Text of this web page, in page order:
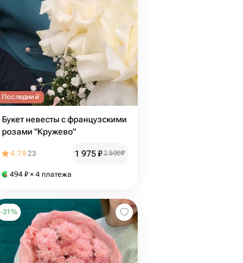
Последний
Букет невесты с французскими
розами "Кружево"
4.7923 1 975₽2 500₽
494 ₽ × 4 платежа
-21 %